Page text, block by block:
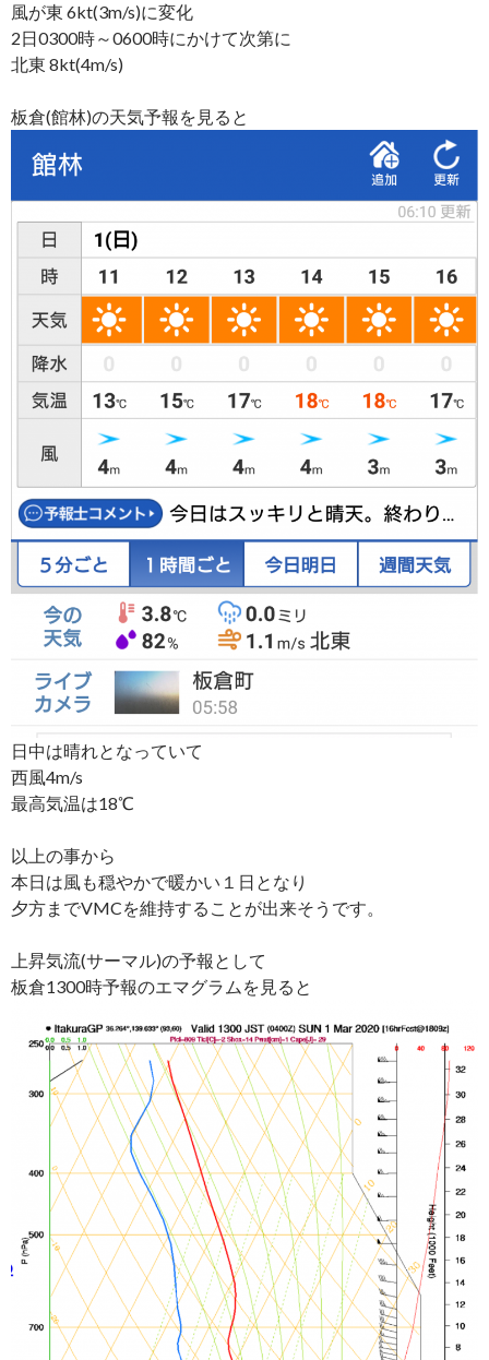
風が東 6kt(3m/s)に変化
2日0300時～0600時にかけて次第に
北東 8kt(4m/s)
板倉(館林)の天気予報を見ると
日中は晴れとなっていて
西風4m/s
最高気温は18℃
以上の事から
本日は風も穏やかで暖かい１日となり
夕方までVMCを維持することが出来そうです。
上昇気流(サーマル)の予報として
板倉1300時予報のエマグラムを見ると